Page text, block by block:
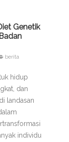
Genetik
berita
hidup
dan
landasan
individu